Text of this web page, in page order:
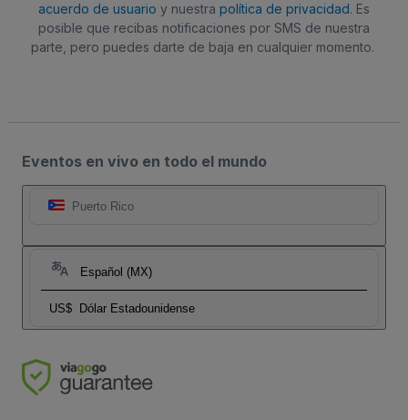
acuerdo de usuario y nuestra política de privacidad. Es
posible que recibas notificaciones por SMS de nuestra
parte, pero puedes darte de baja en cualquier momento.
Eventos en vivo en todo el mundo
Puerto Rico
Español (MX)
US$ Dólar Estadounidense